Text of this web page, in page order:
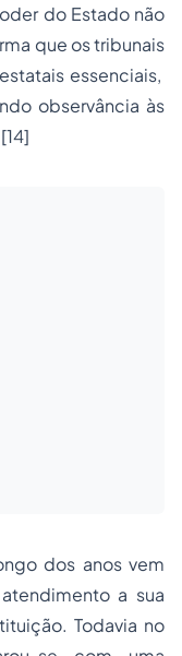
do Estado não
que os tribunais
essenciais,
observância às
[14]
dos anos vem
a sua
Todavia no